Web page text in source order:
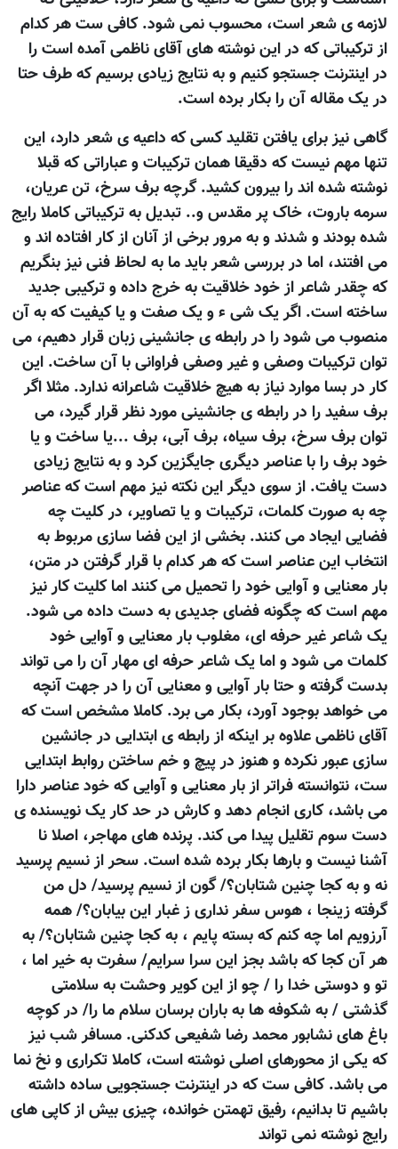
لازمه ی شعر است، محسوب نمی شود. کافی ست هر کدام
از ترکيباتی که در اين نوشته های آقای ناظمی آمده است را
در اينترنت جستجو کنيم و به نتايج زيادی برسیم که طرف حتا
در يک مقاله آن را بکار برده است.
گاهی نيز برای يافتن تقليد کسی که داعيه ی شعر دارد، اين
تنها مهم نيست که دقيقا همان ترکيبات و عباراتی که قبلا
نوشته شده اند را بيرون کشيد. گرچه برف سرخ، تن عريان،
سرمه باروت، خاک پر مقدس و.. تبديل به ترکيباتی کاملا رايج
شده بودند و شدند و به مرور برخی از آنان از کار افتاده اند و
می افتند، اما در بررسی شعر بايد ما به لحاظ فنی نيز بنگريم
که چقدر شاعر از خود خلاقيت به خرج داده و ترکيبی جديد
ساخته است. اگر يک شی ء و يک صفت و يا کيفيت که به آن
منصوب می شود را در رابطه ی جانشینی زبان قرار دهيم، می
توان ترکيبات وصفی و غير وصفی فراوانی با آن ساخت. اين
کار در بسا موارد نياز به هيچ خلاقيت شاعرانه ندارد. مثلا اگر
برف سفيد را در رابطه ی جانشينی مورد نظر قرار گيرد، می
توان برف سرخ، برف سیاه، برف آبی، برف ...يا ساخت و يا
خود برف را با عناصر ديگری جايگزين کرد و به نتايج زيادی
دست يافت. از سوی ديگر اين نکته نيز مهم است که عناصر
چه به صورت کلمات، ترکيبات و يا تصاوير، در کليت چه
فضایی ايجاد می کنند. بخشی از اين فضا سازی مربوط به
انتخاب اين عناصر است که هر کدام با قرار گرفتن در متن،
بار معنايی و آوايی خود را تحميل می کنند اما کليت کار نيز
مهم است که چگونه فضای جديدی به دست داده می شود.
يک شاعر غير حرفه ای، مغلوب بار معنایی و آوايی خود
کلمات می شود و اما يک شاعر حرفه ای مهار آن را می تواند
بدست گرفته و حتا بار آوایی و معنایی آن را در جهت آنچه
می خواهد بوجود آورد، بکار می برد. کاملا مشخص است که
آقای ناظمی علاوه بر اينکه از رابطه ی ابتدایی در جانشين
سازی عبور نکرده و هنوز در پيچ و خم ساختن روابط ابتدایی
ست، نتوانسته فراتر از بار معنایی و آوایی که خود عناصر دارا
می باشد، کاری انجام دهد و کارش در حد کار يک نویسنده ی
دست سوم تقليل پيدا می کند. پرنده های مهاجر، اصلا نا
آشنا نيست و بارها بکار برده شده است. سحر از نسیم پرسید
نه و به کجا چنین شتابان؟/ گون از نسیم پرسید/ دل من
گرفته زینجا ، هوس سفر نداری ز غبار این بیابان؟/ همه
آرزویم اما چه کنم که بسته پایم ، به کجا چنین شتابان؟/ به
هر آن کجا که باشد بجز این سرا سرایم/ سفرت به خیر اما ،
تو و دوستی خدا را / چو از این کویر وحشت به سلامتی
گذشتی / به شکوفه ها به باران برسان سلام ما را/ در کوچه
باغ های نشابور محمد رضا شفیعی کدکنی. مسافر شب نيز
که يکی از محورهای اصلی نوشته است، کاملا تکراری و نخ نما
می باشد. کافی ست که در اينترنت جستجویی ساده داشته
باشیم تا بدانيم، رفيق تهمتن خوانده، چيزی بيش از کاپی های
رايج نوشته نمی تواند